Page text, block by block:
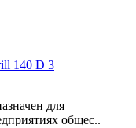
для
общес..